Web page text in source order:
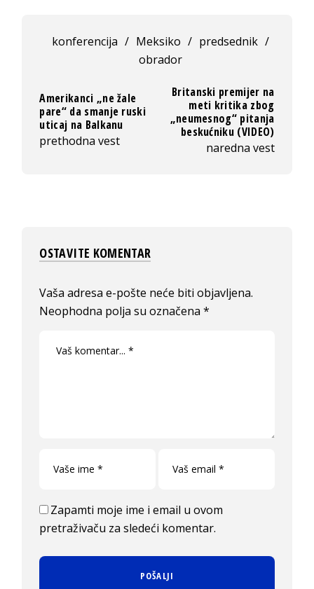
konferencija / Meksiko / predsednik /
obrador
Amerikanci „ne žale
pare“ da smanje ruski
uticaj na Balkanu
prethodna vest
Britanski premijer na
meti kritika zbog
„neumesnog“ pitanja
beskućniku (VIDEO)
naredna vest
OSTAVITE KOMENTAR
Vaša adresa e-pošte neće biti objavljena.
Neophodna polja su označena*
Zapamti moje ime i email u ovom
pretraživaču za sledeći komentar.